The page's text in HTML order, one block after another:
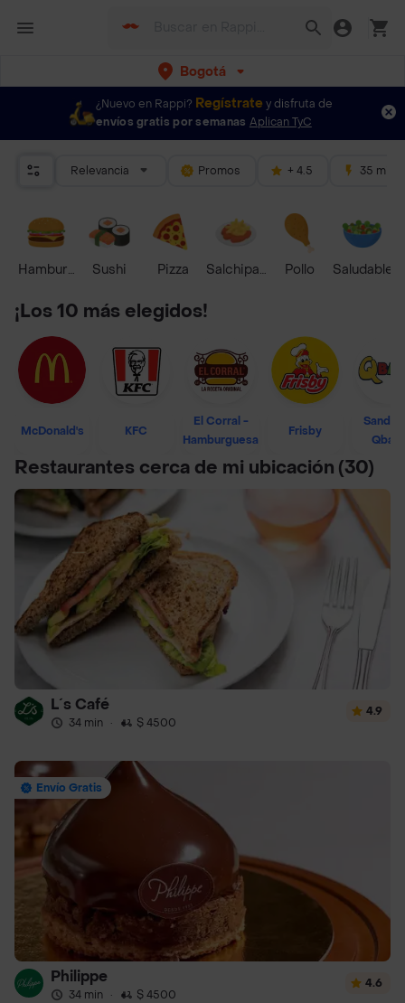
Bogotá
¿Nuevo en Rappi? Regístrate y disfruta de
envíos gratis por semanas Aplican TyC
Relevancia Promos + 4.5 35 mins
HamburguesaSushi Pizza Salchipapas Pollo Saludable
¡Los 10 más elegidos!
McDonald's KFC
El Corral -
Hamburguesa
Frisby
Restaurantes cerca de mi ubicación (30)
L´s Café
34 min · $ 4500
4.9
Envío Gratis
Philippe
34 min · $ 4500
4.6